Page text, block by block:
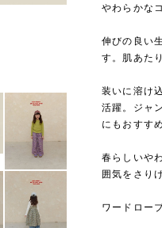
やわらかな
伸びの良い
す。肌あた
装いに溶け
活躍。ジャ
にもおすす
春らしいや
囲気をさり
ワードロー